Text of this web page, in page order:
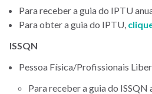
Para receber a guia do IPTU
Para obter a guia do IPTU,
ISSQN
Pessoa Física/Profissionais
Para receber a guia do ISSQN